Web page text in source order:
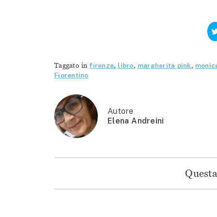
Taggato in firenze, libro, margherita pink,
Fiorentino
Autore
Elena Andreini